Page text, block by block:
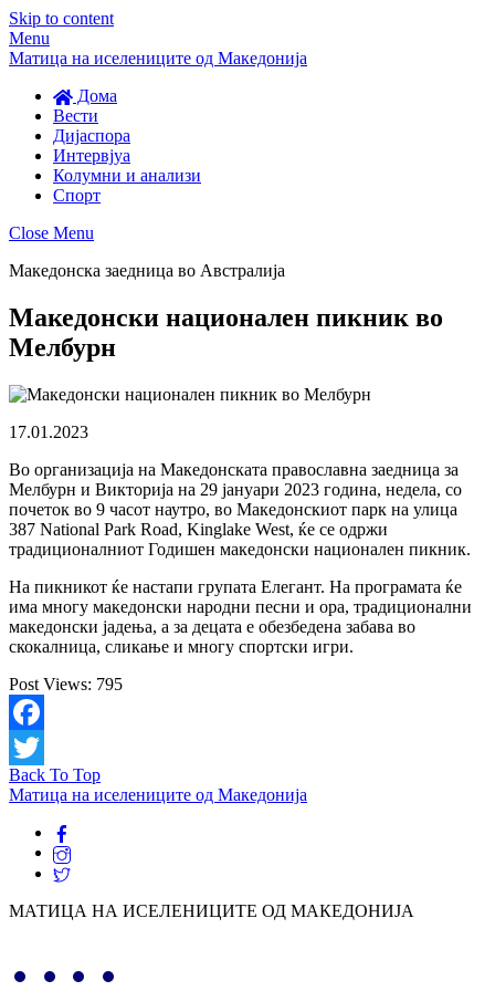
Skip to content
Menu
Матица на иселениците од Македонија
Дома
Вести
Дијаспора
Интервјуа
Колумни и анализи
Спорт
Close Menu
Македонска заедница во Австралија
Македонски национален пикник во
Мелбурн
17.01.2023
Во организација на Македонската православна заедница за
Мелбурн и Викторија на 29 јануари 2023 година, недела, со
почеток во 9 часот наутро, во Македонскиот парк на улица
387 National Park Road, Kinglake West, ќе се одржи
традиционалниот Годишен македонски национален пикник.
На пикникот ќе настапи групата Елегант. На програмата ќе
има многу македонски народни песни и ора, традиционални
македонски јадења, а за децата е обезбедена забава во
скокалница, сликање и многу спортски игри.
Post Views: 795
Facebook
Twitter
Back To Top
Матица на иселениците од Македонија
МАТИЦА НА ИСЕЛЕНИЦИТЕ ОД МАКЕДОНИЈА